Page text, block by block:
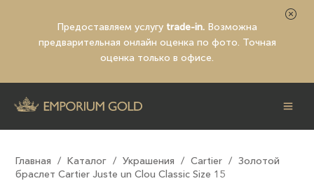
Предоставляем услугу trade-in. Возможна
предварительная онлайн оценка по фото. Точная
оценка только в офисе.
Главная / Каталог / Украшения / Cartier / Золотой
браслет Cаrtier Juste un Clou Classic Size 15